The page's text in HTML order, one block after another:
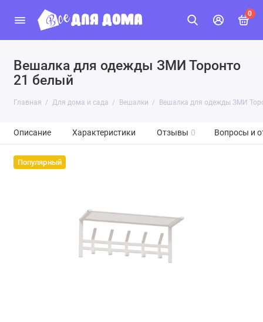
0
Вешалка для одежды ЗМИ Торонто
21 белый
Главная Для дома и сада Вешалки Вешалка для одежды ЗМИ
Описание Характеристики Отзывы 0 Вопросы и
Популярный